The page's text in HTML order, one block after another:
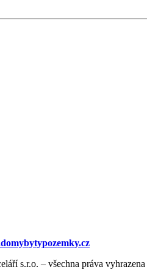
s.r.o. – všechna práva vyhrazena